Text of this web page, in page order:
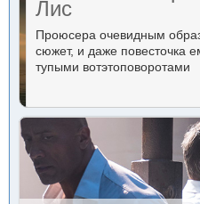
Лис
Проюсера очевидным
сюжет, и даже повесточка
тупыми вотэтоповоротами